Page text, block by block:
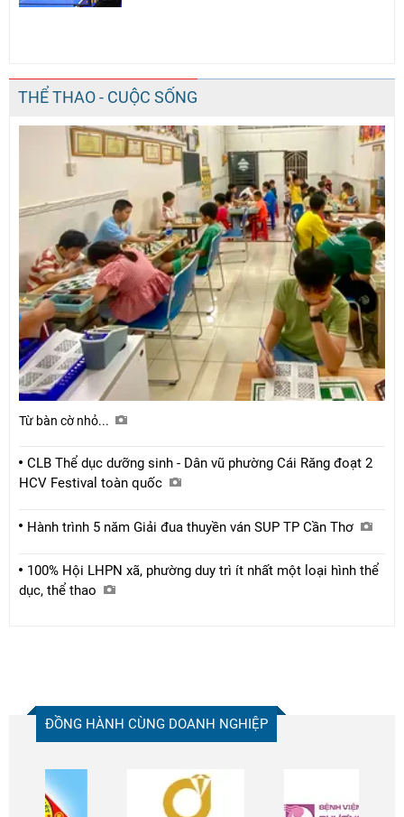
THỂ THAO - CUỘC SỐNG
Từ bàn cờ nhỏ...
CLB Thể dục dưỡng sinh - Dân vũ phường Cái Răng đoạt 2
HCV Festival toàn quốc
Hành trình 5 năm Giải đua thuyền ván SUP TP Cần Thơ
100% Hội LHPN xã, phường duy trì ít nhất một loại hình thể
dục, thể thao
ĐỒNG HÀNH CÙNG DOANH NGHIỆP